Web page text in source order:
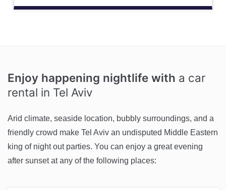
Enjoy happening nightlife with a car
rental in Tel Aviv
Arid climate, seaside location, bubbly surroundings, and a
friendly crowd make Tel Aviv an undisputed Middle Eastern
king of night out parties. You can enjoy a great evening
after sunset at any of the following places: